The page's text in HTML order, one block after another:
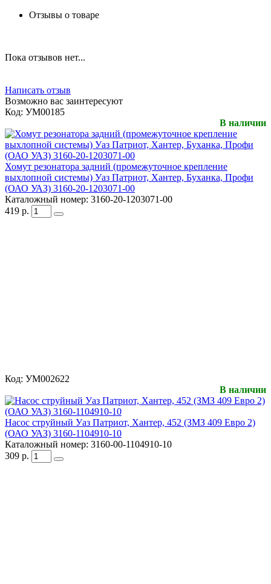
Отзывы о товаре
Пока отзывов нет...
Написать отзыв
Возможно вас заинтересуют
Код: УМ00185
В наличии
Хомут резонатора задний (промежуточное крепление
выхлопной системы) Уаз Патриот, Хантер, Буханка, Профи
(ОАО УАЗ) 3160-20-1203071-00
Каталожный номер: 3160-20-1203071-00
419 р.
Код: УМ002622
В наличии
Насос струйный Уаз Патриот, Хантер, 452 (ЗМЗ 409 Евро 2)
(ОАО УАЗ) 3160-1104910-10
Каталожный номер: 3160-00-1104910-10
309 р.